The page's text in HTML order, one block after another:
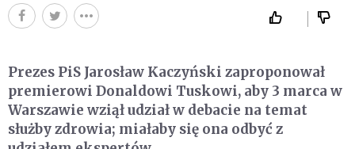
Prezes PiS Jarosław Kaczyński zaproponował
premierowi Donaldowi Tuskowi, aby 3 marca w
Warszawie wziął udział w debacie na temat
służby zdrowia; miałaby się ona odbyć z